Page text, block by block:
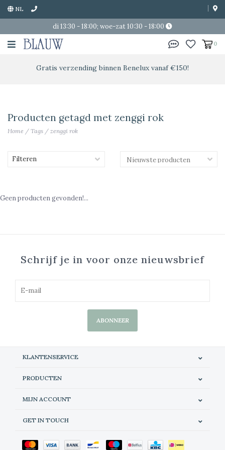
NL
di 13:30 - 18:00; woe-zat 10:30 - 18:00
0
Gratis verzending binnen Benelux vanaf €150!
Producten getagd met zenggi rok
Home / Tags / zenggi rok
Filteren
Geen producten gevonden!...
Schrijf je in voor onze nieuwsbrief
ABONNEER
KLANTENSERVICE
PRODUCTEN
MIJN ACCOUNT
GET IN TOUCH